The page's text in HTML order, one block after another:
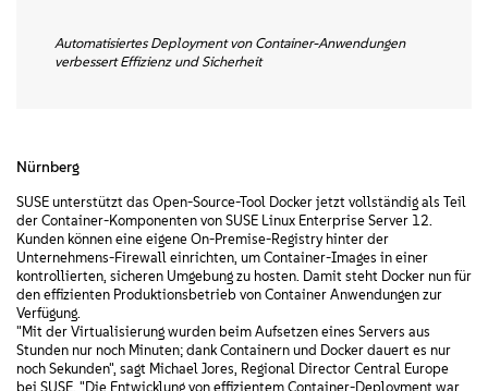
Automatisiertes Deployment von Container-Anwendungen
verbessert Effizienz und Sicherheit
Nürnberg
SUSE unterstützt das Open-Source-Tool Docker jetzt vollständig als Teil
der Container-Komponenten von SUSE Linux Enterprise Server 12.
Kunden können eine eigene On-Premise-Registry hinter der
Unternehmens-Firewall einrichten, um Container-Images in einer
kontrollierten, sicheren Umgebung zu hosten. Damit steht Docker nun für
den effizienten Produktionsbetrieb von Container Anwendungen zur
Verfügung.
"Mit der Virtualisierung wurden beim Aufsetzen eines Servers aus
Stunden nur noch Minuten; dank Containern und Docker dauert es nur
noch Sekunden", sagt Michael Jores, Regional Director Central Europe
bei SUSE. "Die Entwicklung von effizientem Container-Deployment war